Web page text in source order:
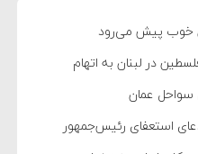
خوب پیش می‌رود
در لبنان به اتهام
سواحل عمان
استعفای رئیس‌جمهور